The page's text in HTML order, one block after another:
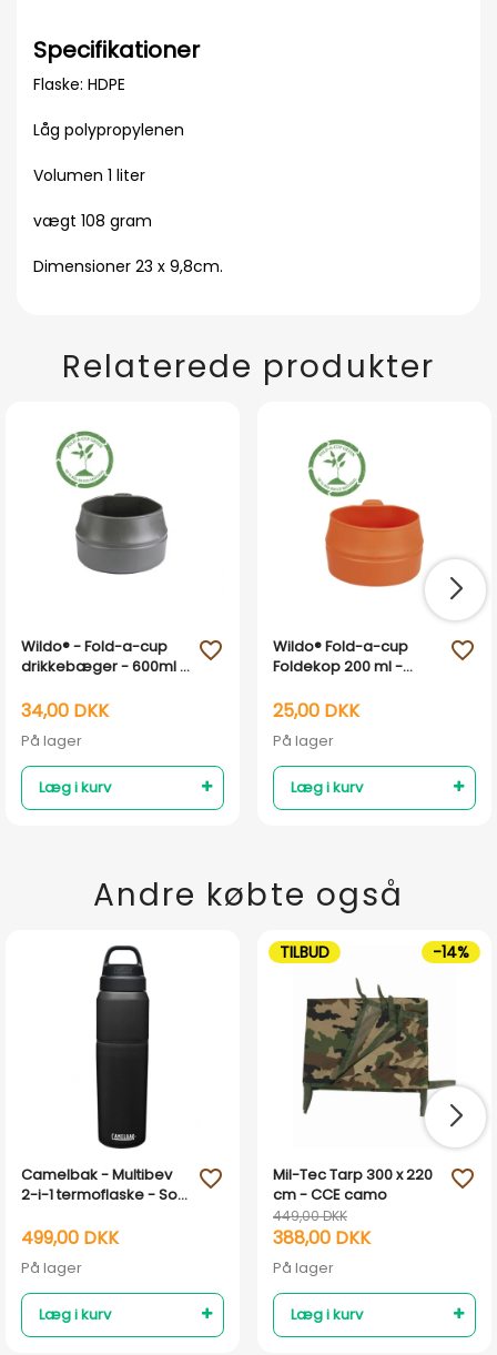
Specifikationer
Flaske: HDPE
Låg polypropylenen
Volumen 1 liter
vægt 108 gram
Dimensioner 23 x 9,8cm.
Relaterede produkter
Wildo® - Fold-a-cup
drikkebæger - 600ml -
34,00 DKK
På lager
Læg i kurv
favorite_outline
Wildo® Fold-a-cup
Foldekop 200 ml -
25,00 DKK
På lager
Læg i kurv
favorite_outline
Andre købte også
Camelbak - Multibev
2-i-1 termoflaske - Sort
499,00 DKK
På lager
Læg i kurv
favorite_outline
Mil-Tec Tarp 300 x 220
cm - CCE camo
449,00 DKK
388,00 DKK
På lager
Læg i kurv
favorite_outline
TILBUD -14%